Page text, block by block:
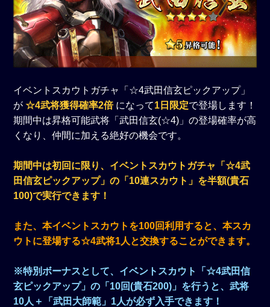
イベントスカウトガチャ「☆4武田信玄ピックアップ」
が☆4武将獲得確率2倍 になって1日限定で登場します！
期間中は昇格可能武将「武田信玄(☆4)」の登場確率が高
くなり、仲間に加える絶好の機会です。
期間中は初回に限り、イベントスカウトガチャ「☆4武
田信玄ピックアップ」の「10連スカウト」を半額(貴石
100)で実行できます！
また、本イベントスカウトを100回利用すると、本スカ
ウトに登場する☆4武将1人と交換することができます。
※特別ボーナスとして、イベントスカウト「☆4武田信
玄ピックアップ」の「10回(貴石200)」を行うと、武将
10人＋「武田大師範」1人が必ず入手できます！